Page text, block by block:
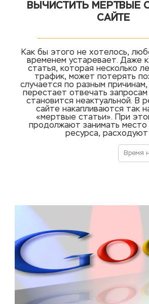
ВЫЧИСТИТЬ МЕРТВЫЕ
САЙТЕ
Как бы этого не хотелось,
временем устаревает. Даже
статья, которая несколько
трафик, может потерять
случается по разным
перестает отвечать
становится неактуальной. В
сайте накапливаются так
«мертвые статьи». При
продолжают занимать место
ресурса, расходуют
Время